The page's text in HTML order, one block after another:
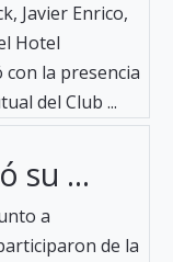
Javier Enrico,
Hotel
con la presencia
del Club ...
su ...
a
de la